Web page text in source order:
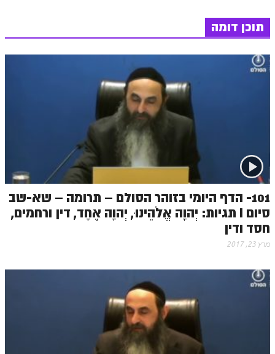
תוכן דומה
101- הדף היומי בזוהר הסולם – תרומה – שא-שב
סיום I תגיות: יְהוָה אֱלֹהֵינוּ, יְהוָה אֶחָד, דין ורחמים,
חסד ודין
מרץ 23, 2017